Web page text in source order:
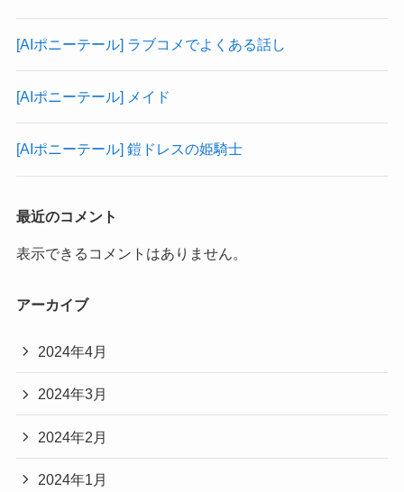
[AIポニーテール] ラブコメでよくある話し
[AIポニーテール] メイド
[AIポニーテール] 鎧ドレスの姫騎士
最近のコメント
表示できるコメントはありません。
アーカイブ
2024年4月
2024年3月
2024年2月
2024年1月